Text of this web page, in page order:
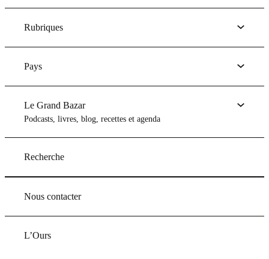
Rubriques
Pays
Le Grand Bazar
Podcasts, livres, blog, recettes et agenda
Recherche
Nous contacter
L’Ours